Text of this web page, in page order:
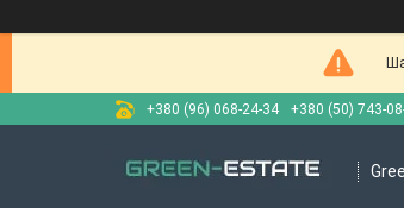
+380 (96) 068-24-34 +380 (50) 743-